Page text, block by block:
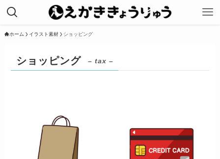
ホーム イラスト素材 ショッピング
ショッピング – tax –